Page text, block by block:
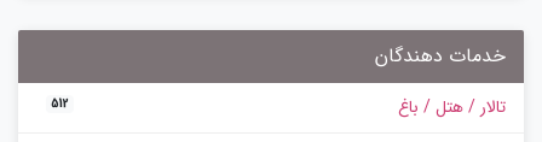
خدمات دهندگان
تالار / هتل / باغ 512